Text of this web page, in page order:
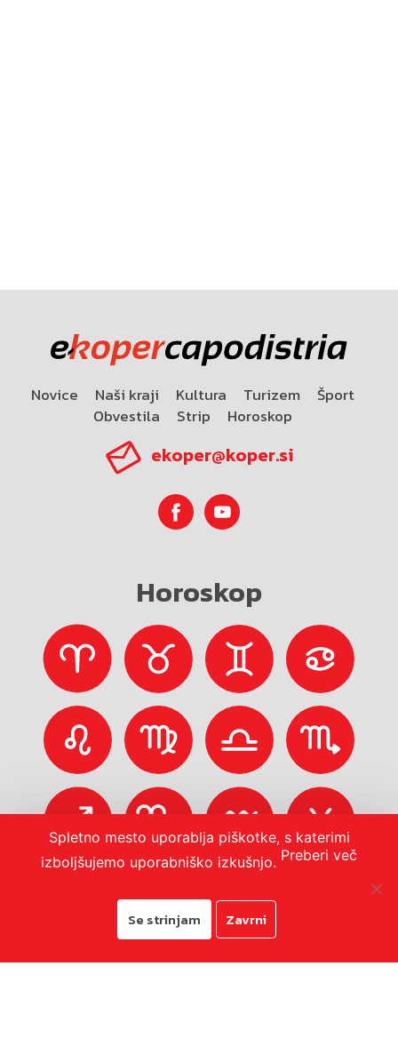
Novice Naši kraji Kultura Turizem
Šport
Obvestila
Strip Horoskop
ekoper@koper.si
Horoskop
Spletno mesto uporablja piškotke, s katerimi
izboljšujemo uporabniško izkušnjo. Preberi več
Se strinjam Zavrni